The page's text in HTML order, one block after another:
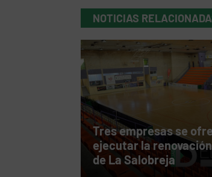
NOTICIAS
Tres empresas se
ejecutar la
de La Salobreja